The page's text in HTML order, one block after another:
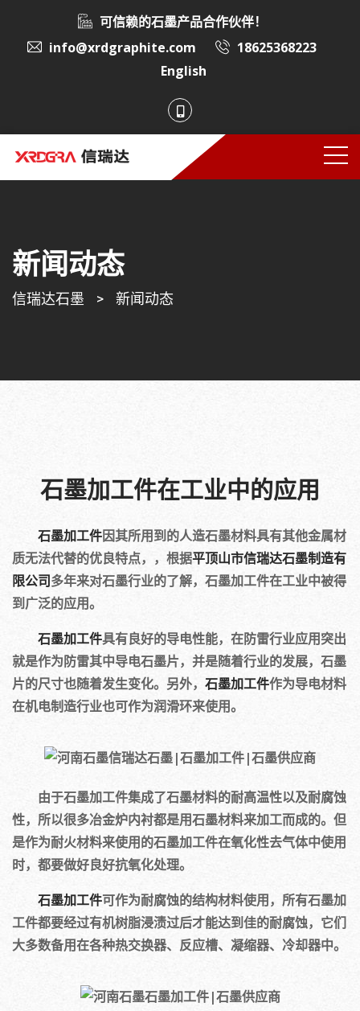
可信赖的石墨产品合作伙伴！
info@xrdgraphite.com
18625368223
English
新闻动态
信瑞达石墨 > 新闻动态
石墨加工件在工业中的应用
石墨加工件因其所用到的人造石墨材料具有其他金属材
质无法代替的优良特点，，根据平顶山市信瑞达石墨制造有
限公司多年来对石墨行业的了解，石墨加工件在工业中被得
到广泛的应用。
石墨加工件具有良好的导电性能，在防雷行业应用突出
就是作为防雷其中导电石墨片，并是随着行业的发展，石墨
片的尺寸也随着发生变化。另外， 石墨加工件作为导电材料
在机电制造行业也可作为润滑环来使用。
由于石墨加工件集成了石墨材料的耐高温性以及耐腐蚀
性，所以很多冶金炉内衬都是用石墨材料来加工而成的。但
是作为耐火材料来使用的石墨加工件在氧化性去气体中使用
时，都要做好良好抗氧化处理。
石墨加工件可作为耐腐蚀的结构材料使用，所有石墨加
工件都要经过有机树脂浸渍过后才能达到佳的耐腐蚀，它们
大多数备用在各种热交换器、反应槽、凝缩器、冷却器中。